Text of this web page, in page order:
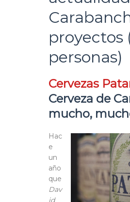
proyectos
personas)
Cervezas
Cerveza de
mucho,
Hac
e
un
año
que
Dav
id